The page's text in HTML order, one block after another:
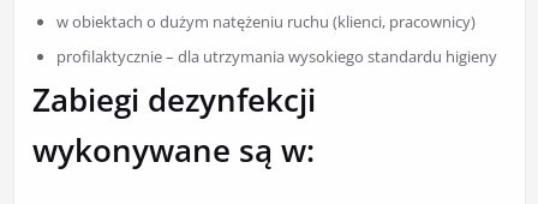
w obiektach o dużym natężeniu ruchu (klienci, pracownicy)
profilaktycznie – dla utrzymania wysokiego standardu higieny
Zabiegi dezynfekcji
wykonywane są w: